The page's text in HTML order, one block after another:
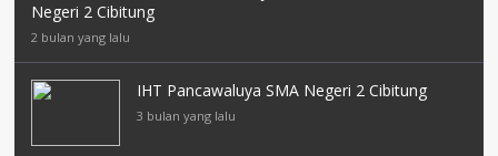
Negeri 2 Cibitung
2 bulan yang lalu
IHT Pancawaluya SMA Negeri 2 Cibitung
3 bulan yang lalu